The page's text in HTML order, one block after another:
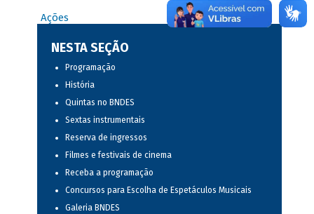
Ações
NESTA SEÇÃO
Programação
História
Quintas no BNDES
Sextas instrumentais
Reserva de ingressos
Filmes e festivais de cinema
Receba a programação
Concursos para Escolha de Espetáculos Musicais
Galeria BNDES